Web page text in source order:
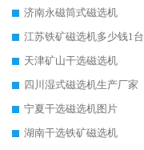
济南永磁筒式磁选机
江苏铁矿磁选机多少钱1台
天津矿山干选磁选机
四川湿式磁选机生产厂家
宁夏干选磁选机图片
湖南干选铁矿磁选机